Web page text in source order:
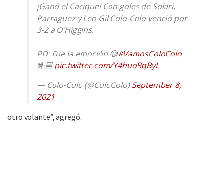
¡Ganó el Cacique! Con goles de Solari,
Parraguez y Leo Gil Colo-Colo venció por
3-2 a O'Higgins.
PD: Fue la emoción 😅#VamosColoColo
🤟🏼pic.twitter.com/Y4huoRqByL
— Colo-Colo (@ColoColo)September 8,
2021
otro volante”, agregó.